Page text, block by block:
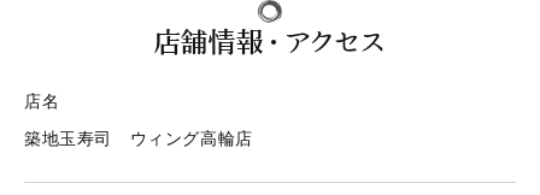
JP EN
店舗情報・ご予約
店舗情報・アクセス
店名
築地玉寿司 ウィング高輪店